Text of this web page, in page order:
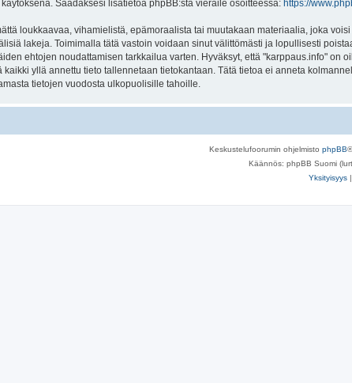
Saadaksesi lisätietoa phpBB:stä vieraile osoitteessa: https://
loukkaavaa, vihamielistä, epämoraalista tai muutakaan materiaalia, joka
lakeja. Toimimalla tätä vastoin voidaan sinut välittömästi ja lopullisesti
ehtojen noudattamisen tarkkailua varten. Hyväksyt, että "karppaus.info"
kaikki yllä annettu tieto tallennetaan tietokantaan. Tätä tietoa ei anneta
tietojen vuodosta ulkopuolisille tahoille.
Keskustelufoorumin ohjelmisto phpBB
Käännös: phpBB Suomi
Yksityisyys |